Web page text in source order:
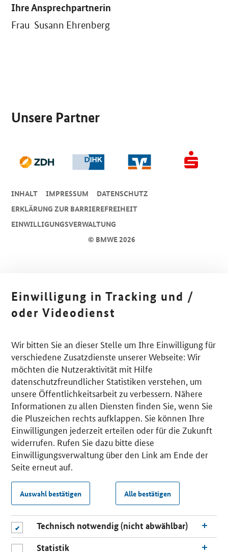
Ihre Ansprechpartnerin
Frau Susann Ehrenberg
Unsere Partner
© BMWE 2026
INHALT IMPRESSUM
DA­TEN­SCHUTZ
ERKLÄRUNG ZUR BARRIEREFREIHEIT
EINWILLIGUNGSVERWALTUNG
Einwilligung in Tracking und /
oder Videodienst
Wir bitten Sie an dieser Stelle um Ihre Einwilligung für
verschiedene Zusatzdienste unserer Webseite: Wir
möchten die Nutzeraktivität mit Hilfe
datenschutzfreundlicher Statistiken verstehen, um
unsere Öffentlichkeitsarbeit zu verbessern. Nähere
Informationen zu allen Diensten finden Sie, wenn Sie
die Pluszeichen rechts aufklappen. Sie können Ihre
Einwilligungen jederzeit erteilen oder für die Zukunft
widerrufen. Rufen Sie dazu bitte diese
Einwilligungsverwaltung über den Link am Ende der
Seite erneut auf.
Auswahl bestätigen Alle bestätigen
Technisch notwendig (nicht abwählbar)
Statistik